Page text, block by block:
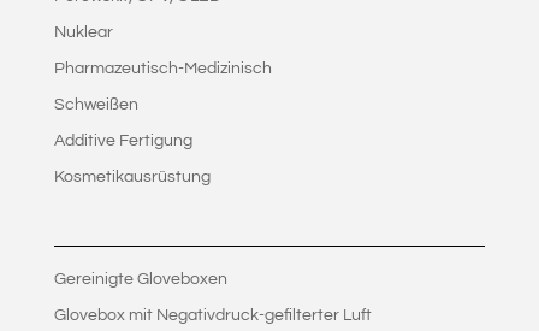
Nuklear
Pharmazeutisch-Medizinisch
Schweißen
Additive Fertigung
Kosmetikausrüstung
Gereinigte Gloveboxen
Glovebox mit Negativdruck-gefilterter Luft